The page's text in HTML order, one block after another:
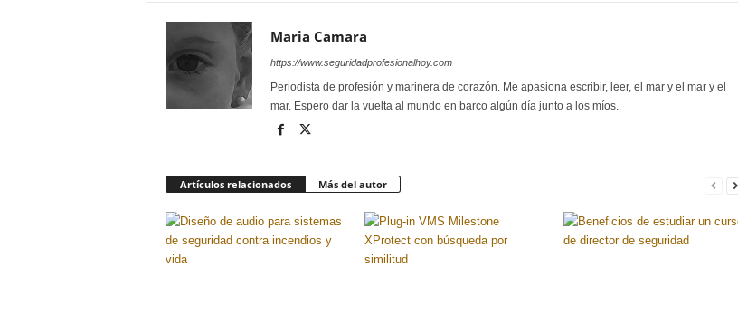
Maria Camara
https://www.seguridadprofesionalhoy.com
Periodista de profesión y marinera de corazón. Me apasiona escribir, leer, el mar y el mar y el
mar. Espero dar la vuelta al mundo en barco algún día junto a los míos.
Artículos relacionados Más del autor